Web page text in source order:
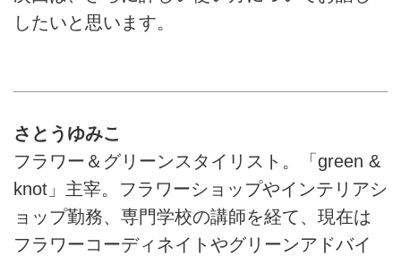
したいと思います。
さとうゆみこ
フラワー＆グリーンスタイリスト。「green &
knot」主宰。フラワーショップやインテリアシ
ョップ勤務、専門学校の講師を経て、現在は
フラワーコーディネイトやグリーンアドバイ